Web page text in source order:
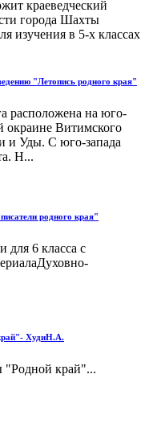
краеведческий
города Шахты
изучения в 5-х классах
"Летопись родного края"
расположена на юго-
окраине Витимского
и Уды. C юго-запада
Н...
родного края"
для 6 класса с
ХудиН.А.
"Родной край"...